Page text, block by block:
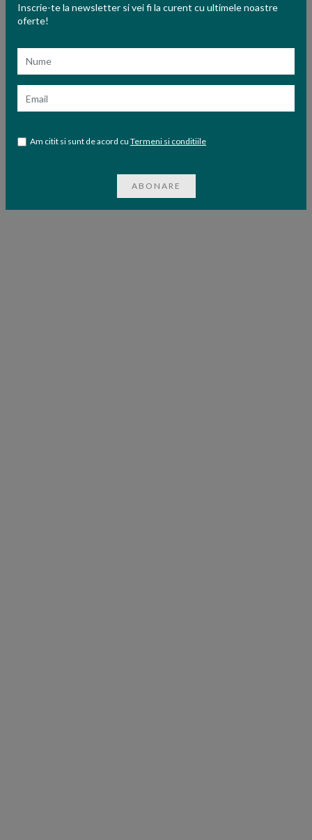
Inscrie-te la newsletter si vei fi la curent cu ultimele noastre
oferte!
Am citit si sunt de acord cu Termeni si conditiile
ABONARE